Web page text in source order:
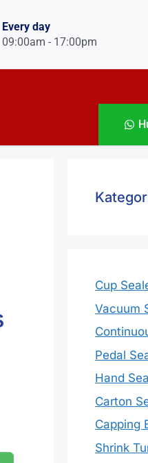
Every day
09:00am - 17:00pm
Cup
Vacuum
Pedal
Hand
Carton
Capping
Shrink